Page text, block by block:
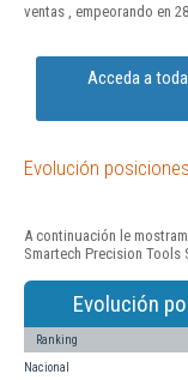
ventas , empeorando en
Acceda a
Evolución
A continuación le
Smartech Precision
Evolución
Ranking
Nacional